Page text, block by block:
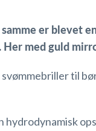
er blevet
med guld
til